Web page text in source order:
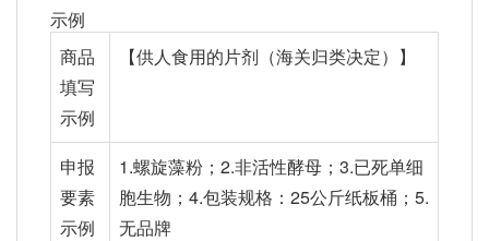
示例
商品
填写
示例
【供人食用的片剂（海关归类决定）】
申报
要素
示例
1.螺旋藻粉；2.非活性酵母；3.已死单细
胞生物；4.包装规格：25公斤纸板桶；5.
无品牌